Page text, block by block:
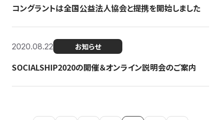
コングラントは全国公益法人協会と提携を開始しました
2020.08.22 お知らせ
SOCIALSHIP2020の開催＆オンライン説明会のご案内